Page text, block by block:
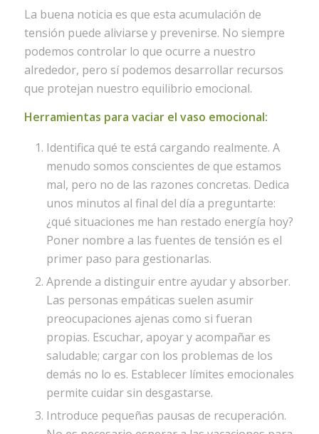
La buena noticia es que esta acumulación de
tensión puede aliviarse y prevenirse. No siempre
podemos controlar lo que ocurre a nuestro
alrededor, pero sí podemos desarrollar recursos
que protejan nuestro equilibrio emocional.
Herramientas para vaciar el vaso emocional:
Identifica qué te está cargando realmente. A
menudo somos conscientes de que estamos
mal, pero no de las razones concretas. Dedica
unos minutos al final del día a preguntarte:
¿qué situaciones me han restado energía hoy?
Poner nombre a las fuentes de tensión es el
primer paso para gestionarlas.
Aprende a distinguir entre ayudar y absorber.
Las personas empáticas suelen asumir
preocupaciones ajenas como si fueran
propias. Escuchar, apoyar y acompañar es
saludable; cargar con los problemas de los
demás no lo es. Establecer límites emocionales
permite cuidar sin desgastarse.
Introduce pequeñas pausas de recuperación.